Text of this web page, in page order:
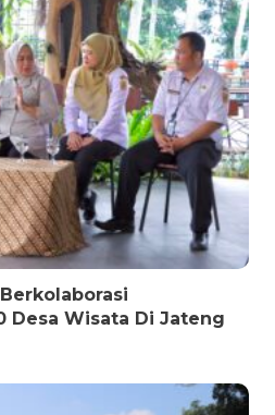
Berkolaborasi
Desa Wisata Di Jateng